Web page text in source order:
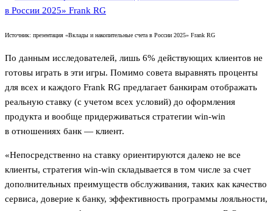
Источник: презентация «Вклады и накопительные счета в России 2025» Frank RG
По данным исследователей, лишь 6% действующих клиентов не
готовы играть в эти игры. Помимо совета выравнять проценты
для всех и каждого Frank RG предлагает банкирам отображать
реальную ставку (с учетом всех условий) до оформления
продукта и вообще придерживаться стратегии win-win
в отношениях банк — клиент.
«Непосредственно на ставку ориентируются далеко не все
клиенты, стратегия win-win складывается в том числе за счет
дополнительных преимуществ обслуживания, таких как качество
сервиса, доверие к банку, эффективность программы лояльности,